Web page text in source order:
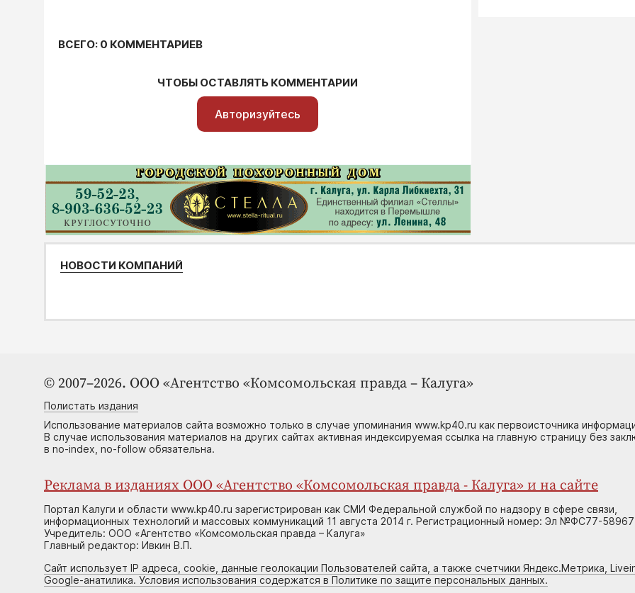
ВСЕГО: 0 КОММЕНТАРИЕВ
ЧТОБЫ ОСТАВЛЯТЬ КОММЕНТАРИИ
Авторизуйтесь
НОВОСТИ КОМПАНИЙ
© 2007–2026. ООО «Агентство «Комсомольская правда – Калуга»
Полистать издания
Использование материалов сайта возможно только в случае упоминания www.kp40.ru как первоисточника
В случае использования материалов на других сайтах активная индексируемая ссылка на главную страницу без
в no-index, no-follow обязательна.
Реклама в изданиях ООО «Агентство «Комсомольская правда - Калуга» и на сайте
Портал Калуги и области www.kp40.ru зарегистрирован как СМИ Федеральной службой по надзору в сфере связи,
информационных технологий и массовых коммуникаций 11 августа 2014 г. Регистрационный номер: Эл №ФС77-58967
Учредитель: ООО «Агентство «Комсомольская правда – Калуга»
Главный редактор: Ивкин В.П.
Сайт использует IP адреса, cookie, данные геолокации Пользователей сайта, а также счетчики Яндекс.Метрика,
Google-анатилика. Условия использования содержатся в Политике по защите персональных данных.